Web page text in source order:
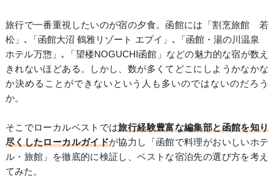
旅行で一番重視したいのが宿の夕食。函館には「割烹旅館 若
松」､「函館大沼 鶴雅リゾート エプイ」､「函館・湯の川温泉
ホテル万惣」､「望楼NOGUCHI函館」などの魅力的な宿が数え
きれないほどある。しかし、数が多くてどこにしようかなかな
か決めることができないという人も多いのではないのだろう
か。
そこでローカルベストでは旅行経験豊富な編集部と函館を知り
尽くしたローカルガイドが協力し「函館で料理がおいしいホテ
ル・旅館」を徹底的に検証し、ベストな宿泊先の選び方を考え
てみた。